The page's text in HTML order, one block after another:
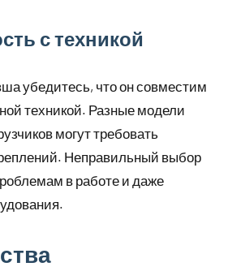
с техникой
убедитесь, что он совместим
техникой. Разные модели
могут требовать
Неправильный выбор
в работе и даже